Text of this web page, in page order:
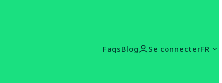
FaqsBlog Se connecterFR